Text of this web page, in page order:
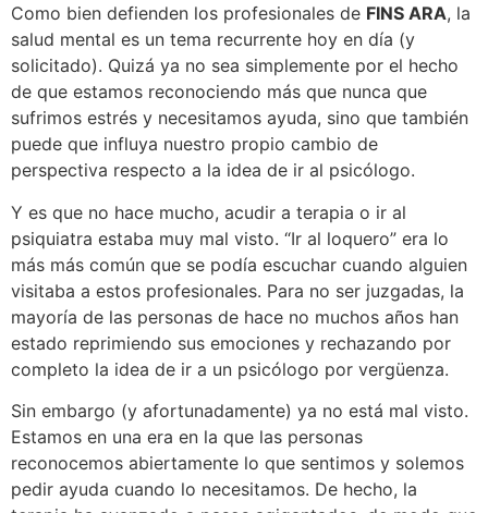
Como bien defienden los profesionales de FINS ARA, la
salud mental es un tema recurrente hoy en día (y
solicitado). Quizá ya no sea simplemente por el hecho
de que estamos reconociendo más que nunca que
sufrimos estrés y necesitamos ayuda, sino que también
puede que influya nuestro propio cambio de
perspectiva respecto a la idea de ir al psicólogo.
Y es que no hace mucho, acudir a terapia o ir al
psiquiatra estaba muy mal visto. “Ir al loquero” era lo
más más común que se podía escuchar cuando alguien
visitaba a estos profesionales. Para no ser juzgadas, la
mayoría de las personas de hace no muchos años han
estado reprimiendo sus emociones y rechazando por
completo la idea de ir a un psicólogo por vergüenza.
Sin embargo (y afortunadamente) ya no está mal visto.
Estamos en una era en la que las personas
reconocemos abiertamente lo que sentimos y solemos
pedir ayuda cuando lo necesitamos. De hecho, la